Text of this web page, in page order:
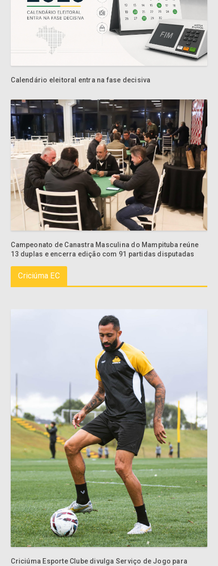
Calendário eleitoral entra na fase decisiva
Campeonato de Canastra Masculina do Mampituba reúne
13 duplas e encerra edição com 91 partidas disputadas
Criciúma EC
Criciúma Esporte Clube divulga Serviço de Jogo para